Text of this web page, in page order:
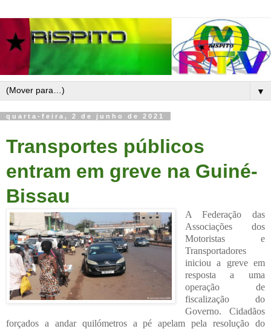
▼
quarta-feira, 2 de junho de 2021
Transportes públicos
entram em greve na Guiné-
Bissau
A Federação das
Associações dos
Motoristas e
Transportadores
iniciou a greve em
resposta a uma
operação de
fiscalização do
Governo. Cidadãos
forçados a andar quilómetros a pé apelam pela resolução do